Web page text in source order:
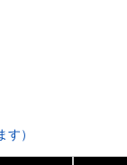
）